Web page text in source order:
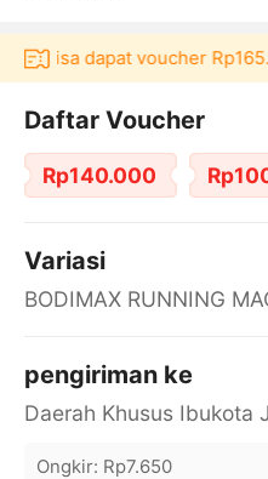
dapat voucher Rp165.000
Daftar Voucher
Rp140.000
Variasi
BODIMAX RUNNING
pengiriman ke
Ongkir: Rp7.650